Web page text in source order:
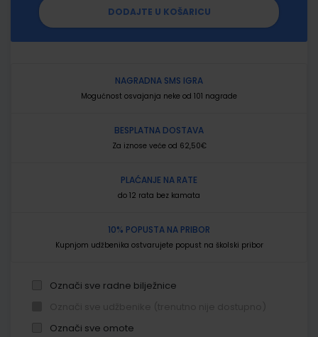
DODAJTE U KOŠARICU
NAGRADNA SMS IGRA
Mogućnost osvajanja neke od 101 nagrade
BESPLATNA DOSTAVA
Za iznose veće od 62,50€
PLAĆANJE NA RATE
do 12 rata bez kamata
10% POPUSTA NA PRIBOR
Kupnjom udžbenika ostvarujete popust na školski pribor
Označi sve radne bilježnice
Označi sve omote